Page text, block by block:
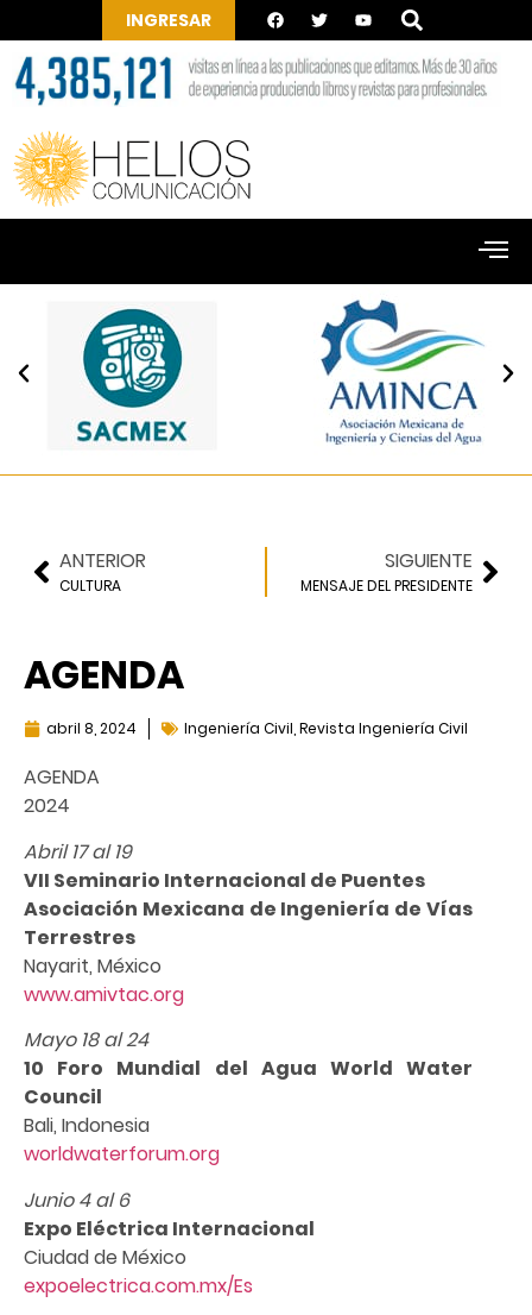
INGRESAR
ANTERIOR
CULTURA
SIGUIENTE
MENSAJE DEL PRESIDENTE
AGENDA
abril 8, 2024 Ingeniería Civil Revista Ingeniería Civil
AGENDA
2024
Abril 17 al 19
VII Seminario Internacional de Puentes
Asociación Mexicana de Ingeniería de Vías
Terrestres
Nayarit, México
www.amivtac.org
Mayo 18 al 24
10 Foro Mundial del Agua World Water
Council
Bali, Indonesia
worldwaterforum.org
Junio 4 al 6
Expo Eléctrica Internacional
Ciudad de México
expoelectrica.com.mx/Es